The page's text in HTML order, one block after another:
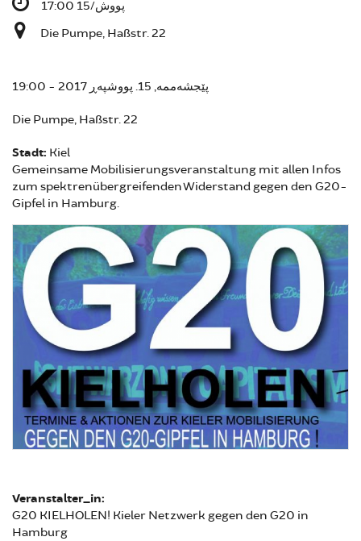
پووش/15 17:00
Die Pumpe, Haßstr. 22
پێجشەممە, 15. پووشپەڕ 2017 - 19:00
Die Pumpe, Haßstr. 22
Stadt: Kiel
Gemeinsame Mobilisierungsveranstaltung mit allen Infos
zum spektrenübergreifenden Widerstand gegen den G20-
Gipfel in Hamburg.
Veranstalter_in:
G20 KIELHOLEN! Kieler Netzwerk gegen den G20 in
Hamburg